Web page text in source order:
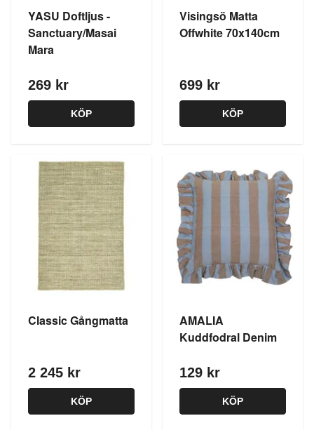
YASU Doftljus -
Sanctuary/Masai
Mara
269 kr
KÖP
Visingsö Matta
Offwhite 70x140cm
699 kr
KÖP
Classic Gångmatta
2 245 kr
KÖP
AMALIA
Kuddfodral Denim
129 kr
KÖP